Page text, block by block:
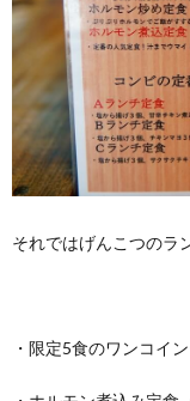
それではげんこつのラ
・限定5食のワンコイ